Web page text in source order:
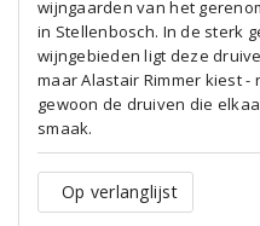
wijngaarden van het
in Stellenbosch. In de sterk
wijngebieden ligt deze
maar Alastair Rimmer kiest
gewoon de druiven die
smaak.
Op verlanglijst